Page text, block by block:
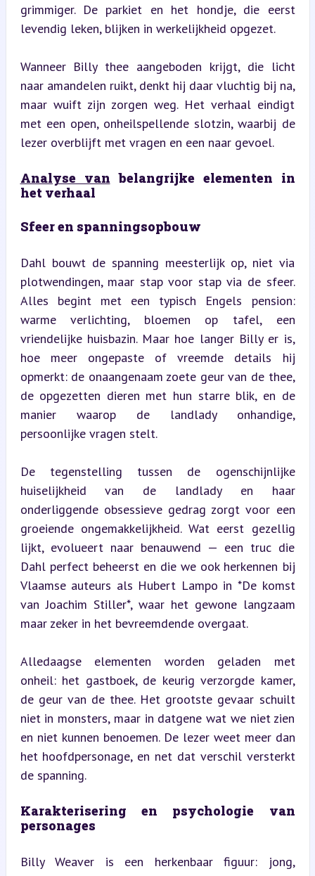
grimmiger. De parkiet en het hondje, die eerst
levendig leken, blijken in werkelijkheid opgezet.
Wanneer Billy thee aangeboden krijgt, die licht
naar amandelen ruikt, denkt hij daar vluchtig bij na,
maar wuift zijn zorgen weg. Het verhaal eindigt
met een open, onheilspellende slotzin, waarbij de
lezer overblijft met vragen en een naar gevoel.
Analyse van belangrijke elementen in
het verhaal
Sfeer en spanningsopbouw
Dahl bouwt de spanning meesterlijk op, niet via
plotwendingen, maar stap voor stap via de sfeer.
Alles begint met een typisch Engels pension:
warme verlichting, bloemen op tafel, een
vriendelijke huisbazin. Maar hoe langer Billy er is,
hoe meer ongepaste of vreemde details hij
opmerkt: de onaangenaam zoete geur van de thee,
de opgezetten dieren met hun starre blik, en de
manier waarop de landlady onhandige,
persoonlijke vragen stelt.
De tegenstelling tussen de ogenschijnlijke
huiselijkheid van de landlady en haar
onderliggende obsessieve gedrag zorgt voor een
groeiende ongemakkelijkheid. Wat eerst gezellig
lijkt, evolueert naar benauwend — een truc die
Dahl perfect beheerst en die we ook herkennen bij
Vlaamse auteurs als Hubert Lampo in *De komst
van Joachim Stiller*, waar het gewone langzaam
maar zeker in het bevreemdende overgaat.
Alledaagse elementen worden geladen met
onheil: het gastboek, de keurig verzorgde kamer,
de geur van de thee. Het grootste gevaar schuilt
niet in monsters, maar in datgene wat we niet zien
en niet kunnen benoemen. De lezer weet meer dan
het hoofdpersonage, en net dat verschil versterkt
de spanning.
Karakterisering en psychologie van
personages
Billy Weaver is een herkenbaar figuur: jong,